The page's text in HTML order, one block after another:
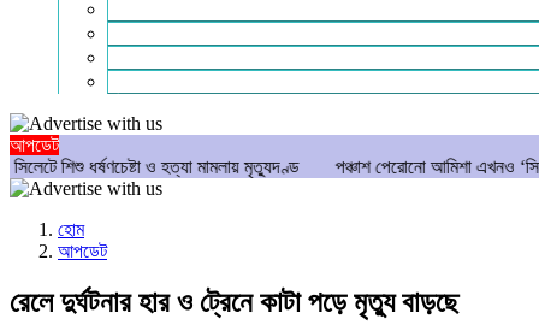
আপডেট
ও হত্যা মামলায় মৃত্যুদণ্ড
পঞ্চাশ পেরোনো আমিশা এখনও ‘সিঙ্গেল’ থাকতে চান
হোম
আপডেট
রেলে দুর্ঘটনার হার ও ট্রেনে কাটা পড়ে মৃত্যু বাড়ছে